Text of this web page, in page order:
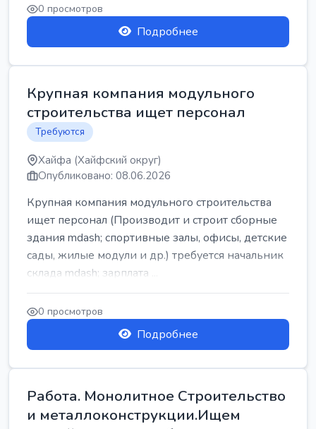
0 просмотров
Подробнее
Крупная компания модульного
строительства ищет персонал
Требуются
Хайфа (Хайфский округ)
Опубликовано: 08.06.2026
Крупная компания модульного строительства
ищет персонал (Производит и строит сборные
здания mdash; спортивные залы, офисы, детские
сады, жилые модули и др.) требуется начальник
склада mdash; зарплата ...
0 просмотров
Подробнее
Работа. Монолитное Строительство
и металлоконструкции.Ищем